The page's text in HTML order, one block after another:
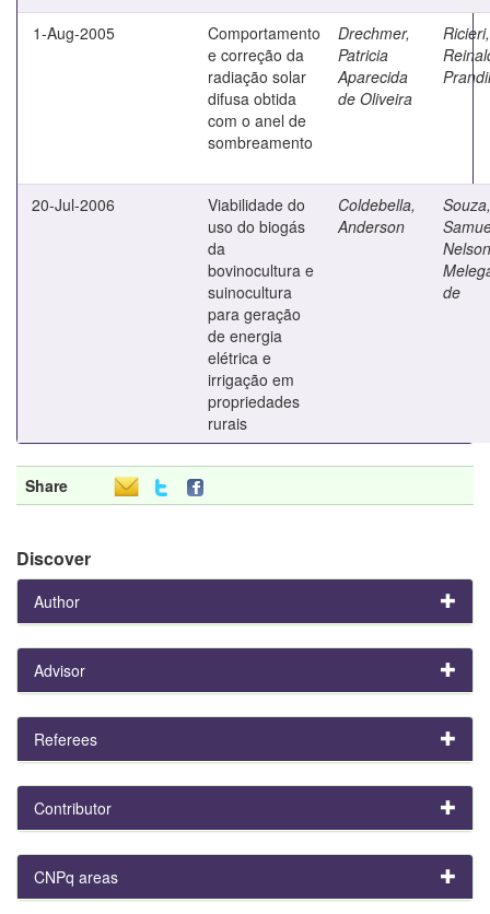
1-Aug-2005
Comportamento
e correção da
radiação solar
difusa obtida
com o anel de
sombreamento
Drechmer,
Patricia
Aparecida
de Oliveira
Ricieri,
20-Jul-2006
Viabilidade do
uso do biogás
da
bovinocultura e
suinocultura
para geração
de energia
elétrica e
irrigação em
propriedades
rurais
Coldebella,
Anderson
Souza,
Nelson
de
Share
Discover
Author
Advisor
Referees
Contributor
CNPq areas